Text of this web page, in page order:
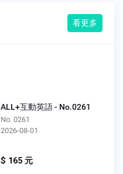
看更多
ALL+互動英語 - No.0261
No. 0261
2026-08-01
$ 165 元